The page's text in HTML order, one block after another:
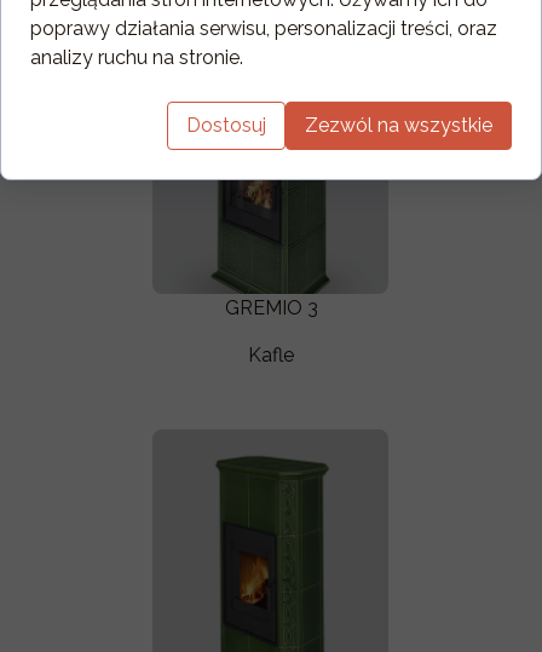
GREMIO 3
Kafle
poprawy działania serwisu, personalizacji treści, oraz
analizy ruchu na stronie.
Dostosuj Zezwól na wszystkie